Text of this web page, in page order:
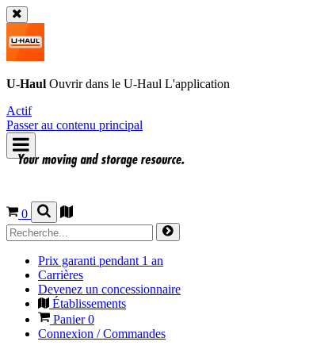
U-Haul Ouvrir dans le U-Haul L'application
Actif
Passer au contenu principal
0
Prix garanti pendant 1 an
Carrières
Devenez un concessionnaire
Établissements
Panier0
Connexion / Commandes